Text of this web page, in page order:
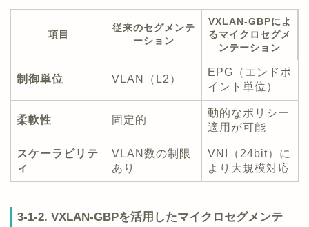
項目
従来のセグメンテ
ーション
VXLAN-GBPによ
るマイクロセグメ
ンテーション
制御単位 VLAN（L2）
EPG（エンドポ
イント単位）
柔軟性 固定的
動的なポリシー
適用が可能
スケーラビリテ
ィ
VLAN数の制限
あり
VNI（24bit）に
より大規模対応
3-1-2. VXLAN-GBPを活用したマイクロセグメンテ